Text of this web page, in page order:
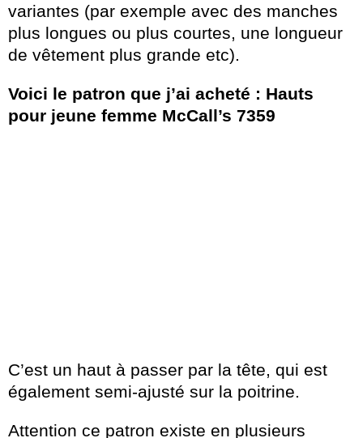
variantes (par exemple avec des manches
plus longues ou plus courtes, une longueur
de vêtement plus grande etc).
Voici le patron que j’ai acheté : Hauts
pour jeune femme McCall’s 7359
C’est un haut à passer par la tête, qui est
également semi-ajusté sur la poitrine.
Attention ce patron existe en plusieurs